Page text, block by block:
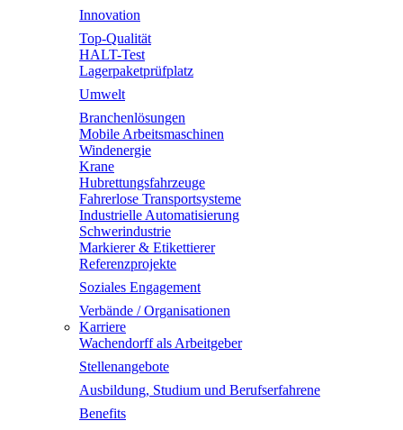
Innovation
Top-Qualität
HALT-Test
Lagerpaketprüfplatz
Umwelt
Branchenlösungen
Mobile Arbeitsmaschinen
Windenergie
Krane
Hubrettungsfahrzeuge
Fahrerlose Transportsysteme
Industrielle Automatisierung
Schwerindustrie
Markierer & Etikettierer
Referenzprojekte
Soziales Engagement
Verbände / Organisationen
Karriere
Wachendorff als Arbeitgeber
Stellenangebote
Ausbildung, Studium und Berufserfahrene
Benefits